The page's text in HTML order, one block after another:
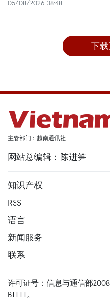
05/08/2026 08:48
下
主管部门：越南通讯社
网站总编辑：陈进笋
知识产权
RSS
语言
新闻服务
联系
许可证号：信息与通信部2008
BTTTT。